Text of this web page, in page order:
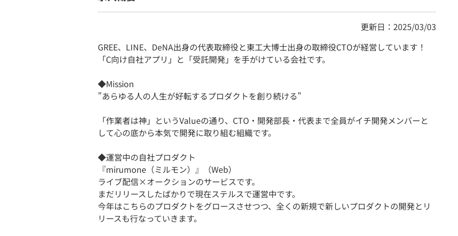
更新日：2025/03/03
GREE、LINE、DeNA出身の代表取締役と東工大博士出身の取締役CTOが経営しています！
「C向け自社アプリ」と「受託開発」を手がけている会社です。
◆Mission
”あらゆる人の人生が好転するプロダクトを創り続ける"
「作業者は神」というValueの通り、CTO・開発部長・代表まで全員がイチ開発メンバーと
して心の底から本気で開発に取り組む組織です。
◆運営中の自社プロダクト
『mirumone（ミルモン）』（Web）
ライブ配信×オークションのサービスです。
まだリリースしたばかりで現在ステルスで運営中です。
今年はこちらのプロダクトをグロースさせつつ、全くの新規で新しいプロダクトの開発とリ
リースも行なっていきます。